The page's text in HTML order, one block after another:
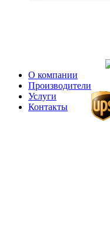
О компании
Производители
Услуги
Контакты